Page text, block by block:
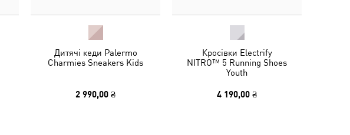
Дитячі кеди Palermo
Charmies Sneakers Kids
2 990,00 ₴
Кросівки Electrify
NITRO™ 5 Running Shoes
Youth
4 190,00 ₴